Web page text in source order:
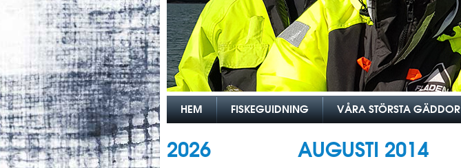
HEM FISKEGUIDNING VÅRA STÖRSTA GÄDDOR
2026 AUGUSTI 2014